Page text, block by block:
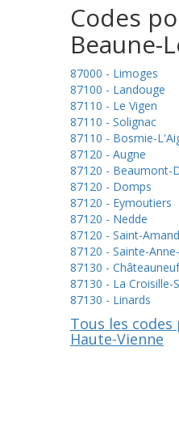
Codes
Beaune-
87000 - Limoges
87100 - Landouge
87110 - Le Vigen
87110 - Solignac
87110 - Bosmie-
87120 - Augne
87120 - Beaumont-
87120 - Domps
87120 - Eymoutiers
87120 - Nedde
87120 - Saint-
87120 - Sainte-
87130 -
87130 - La Croisille-
87130 - Linards
Tous les
Haute-Vienne